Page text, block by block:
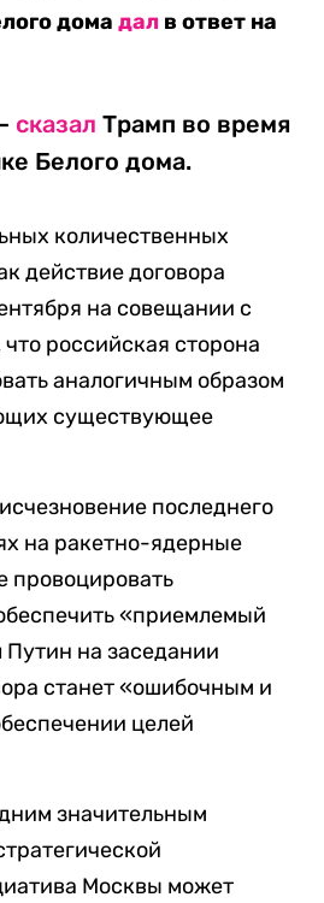
домадал в ответ на
сказал Трамп во время
Белого дома.
количественных
действие договора
на совещании с
российская сторона
аналогичным образом
существующее
последнего
на ракетно-ядерные
провоцировать
«приемлемый
на заседании
станет «ошибочным и
целей
значительным
Москвы может